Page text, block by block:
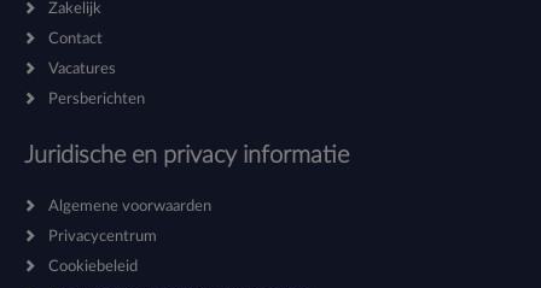
Zakelijk
Contact
Vacatures
Persberichten
Juridische en privacy informatie
Algemene voorwaarden
Privacycentrum
Cookiebeleid